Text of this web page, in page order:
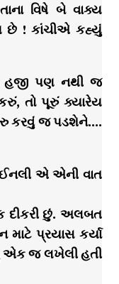
વિષે બે વાક્ય
છે ! કાંચીએ કહ્યું
હજી પણ નથી જ
તો પૂરું ક્યારેય
કરવું જ પડશેને….
એ એની વાત
દીકરી છું. અલબત
પ્રયાસ કર્યા
એક જ લખેલી હતી